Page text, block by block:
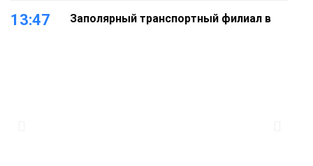
13:47
Заполярный транспортный филиал в